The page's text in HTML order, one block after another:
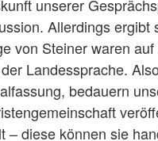
unserer
Allerdings
von Steiner waren
Landessprache.
bedauern
– diese können sie